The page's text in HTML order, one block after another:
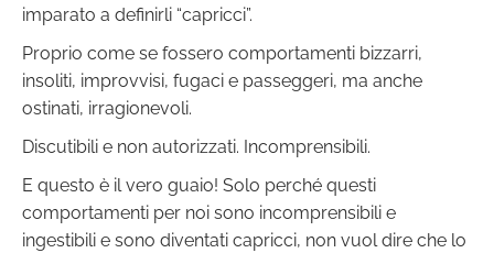
imparato a definirli “capricci”.
Proprio come se fossero comportamenti bizzarri,
insoliti, improvvisi, fugaci e passeggeri, ma anche
ostinati, irragionevoli.
Discutibili e non autorizzati. Incomprensibili.
E questo è il vero guaio! Solo perché questi
comportamenti per noi sono incomprensibili e
ingestibili e sono diventati capricci, non vuol dire che lo